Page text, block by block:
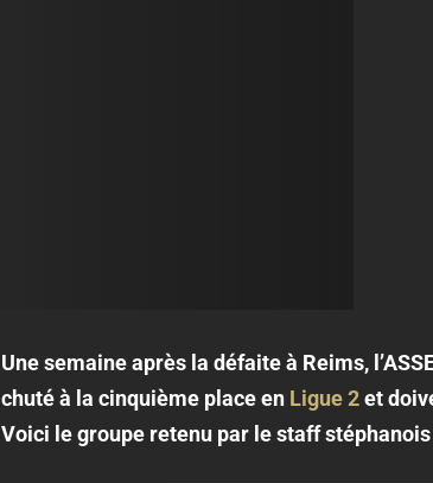
Une semaine après la défaite à Reims,
chuté à la cinquième place en Ligue 2et
Voici le groupe retenu par le staff